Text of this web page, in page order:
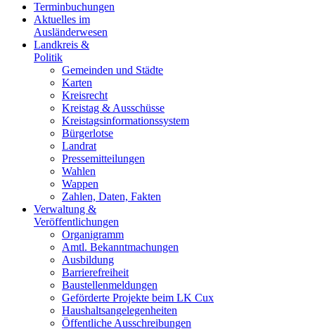
Terminbuchungen
Aktuelles im
Ausländerwesen
Landkreis &
Politik
Gemeinden und Städte
Karten
Kreisrecht
Kreistag & Ausschüsse
Kreistagsinformationssystem
Bürgerlotse
Landrat
Pressemitteilungen
Wahlen
Wappen
Zahlen, Daten, Fakten
Verwaltung &
Veröffentlichungen
Organigramm
Amtl. Bekanntmachungen
Ausbildung
Barrierefreiheit
Baustellenmeldungen
Geförderte Projekte beim LK Cux
Haushaltsangelegenheiten
Öffentliche Ausschreibungen